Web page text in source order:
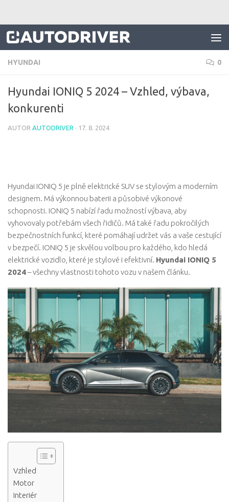
HYUNDAI 0
Hyundai IONIQ 5 2024 – Vzhled, výbava,
konkurenti
AUTOR AUTODRIVER · 17. 8. 2024
Hyundai IONIQ 5 je plně elektrické SUV se stylovým a moderním
designem. Má výkonnou baterii a působivé výkonové
schopnosti. IONIQ 5 nabízí řadu možností výbava, aby
vyhovovaly potřebám všech řidičů. Má také řadu pokročilých
bezpečnostních funkcí, které pomáhají udržet vás a vaše cestující
v bezpečí. IONIQ 5 je skvělou volbou pro každého, kdo hledá
elektrické vozidlo, které je stylové i efektivní. Hyundai IONIQ 5
2024– všechny vlastnosti tohoto vozu v našem článku.
Vzhled
Motor
Interiér